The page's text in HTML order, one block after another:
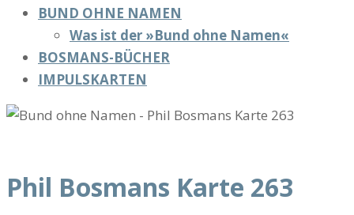
BUND OHNE NAMEN
Was ist der »Bund ohne Namen«
BOSMANS-BÜCHER
IMPULSKARTEN
Phil Bosmans Karte 263